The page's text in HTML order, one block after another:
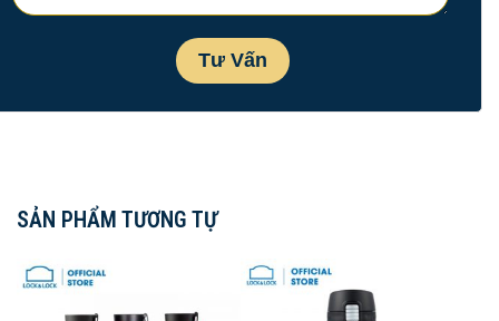
SẢN PHẨM TƯƠNG TỰ